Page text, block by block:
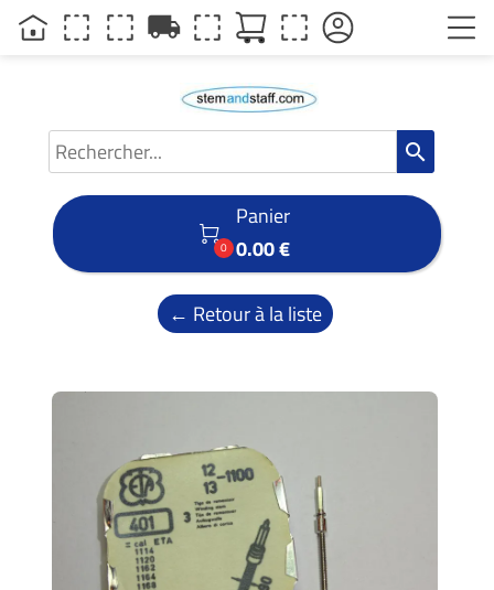
search

0
Panier
0.00 €
← Retour à la liste
local_shipping